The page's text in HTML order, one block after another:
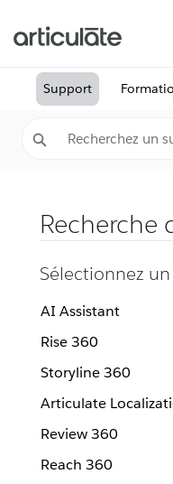
Support
Recherche
Sélectionnez
AI Assistant
Rise 360
Storyline 360
Articulate
Review 360
Reach 360